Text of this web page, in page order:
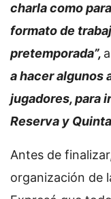
charla como
formato de
pretemporada”,
a hacer algunos
jugadores, para
Reserva y
Antes de
organización de